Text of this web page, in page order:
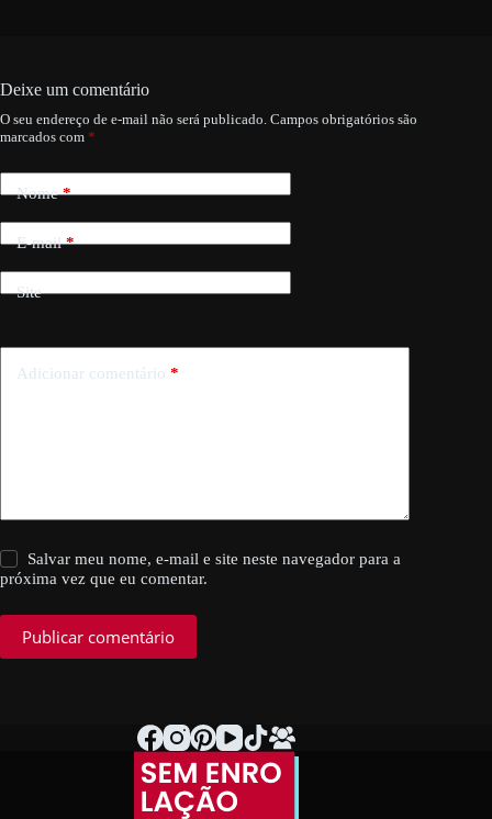
Deixe um comentário
O seu endereço de e-mail não será publicado. Campos obrigatórios são
marcados com *
Nome*
E-mail*
Site
Adicionar comentário *
Salvar meu nome, e-mail e site neste navegador para a
próxima vez que eu comentar.
Publicar comentário